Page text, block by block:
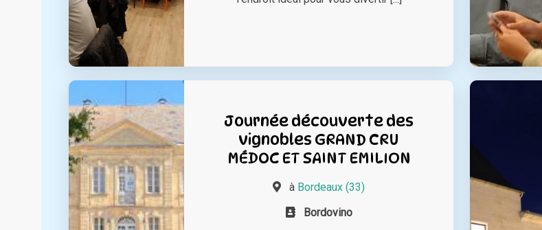
Journée découverte des
vignobles GRAND CRU
MÉDOC ET SAINT EMILION
à Bordeaux (33)
Bordovino